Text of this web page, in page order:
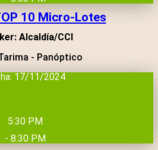
10 Micro-Lotes
Alcaldía/CCI
- Panóptico
17/11/2024
5:30 PM
- 8:30 PM